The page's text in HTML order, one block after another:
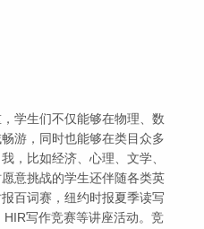
学生们不仅能够在物理、数
游，同时也能够在类目众多
，比如经济、心理、文学、
意挑战的学生还伴随各类英
百词赛，纽约时报夏季读写
写作竞赛等讲座活动。竞